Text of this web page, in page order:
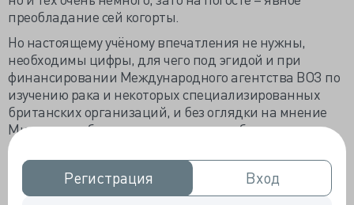
Регистрация
Регистрация Вход
Вход
преобладание сей когорты.
Но настоящему учёному впечатления не нужны,
необходимы цифры, для чего под эгидой и при
финансировании Международного агентства ВОЗ по
изучению рака и некоторых специализированных
британских организаций, и без оглядки на мнение
Минздрава, было проведено масштабное
исследование смертности российского мужского
населения. В Отечестве работу проводила группа
Давида Заридзе – признанного и очень уважаемого
учёного, жизнь положившего на изучение причинно-